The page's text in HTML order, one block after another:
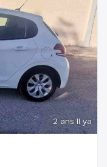
2 ans Il ya